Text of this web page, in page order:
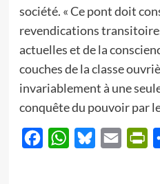
société. « Ce pont doit
revendications
actuelles et de la
couches de la classe
invariablement à une
conquête du pouvoir par
FacebookWhatsApp
BlueskyEmail